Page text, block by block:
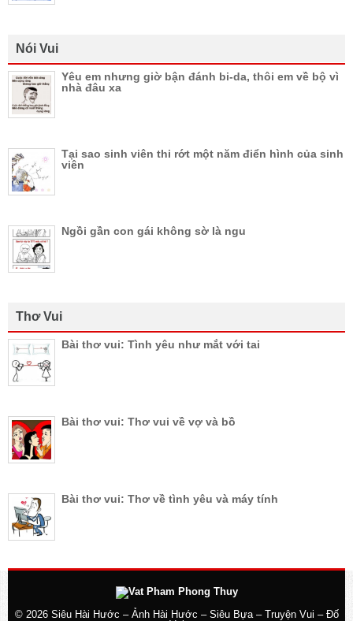
Nói Vui
Yêu em nhưng giờ bận đánh bi-da, thôi em về bộ vì
nhà đâu xa
Tại sao sinh viên thi rớt một năm điển hình của sinh
viên
Ngồi gần con gái không sờ là ngu
Thơ Vui
Bài thơ vui: Tình yêu như mắt với tai
Bài thơ vui: Thơ vui về vợ và bồ
Bài thơ vui: Thơ về tình yêu và máy tính
© 2026 Siêu Hài Hước – Ảnh Hài Hước – Siêu Bựa – Truyện Vui – Đố